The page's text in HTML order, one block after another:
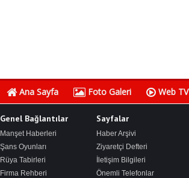
Ana Sayfa Foto Galeri Web TV
Genel Bağlantılar
Manşet Haberleri
Şans Oyunları
Rüya Tabirleri
Firma Rehberi
Sayfalar
Haber Arşivi
Ziyaretçi Defteri
İletişim Bilgileri
Önemli Telefonlar